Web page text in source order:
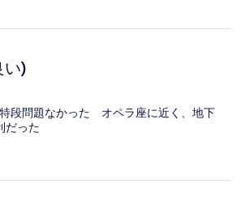
い)
段問題なかった オペラ座に近く、地下
だった